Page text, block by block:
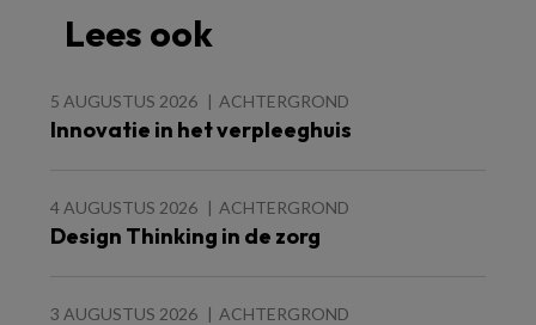
Lees ook
5 AUGUSTUS 2026 ACHTERGROND
Innovatie in het verpleeghuis
4 AUGUSTUS 2026 ACHTERGROND
Design Thinking in de zorg
3 AUGUSTUS 2026 ACHTERGROND